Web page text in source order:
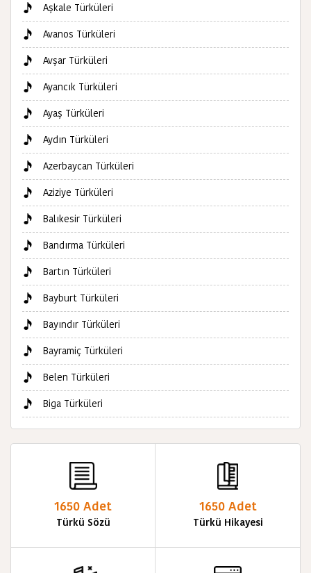
Aşkale Türküleri
Avanos Türküleri
Avşar Türküleri
Ayancık Türküleri
Ayaş Türküleri
Aydın Türküleri
Azerbaycan Türküleri
Aziziye Türküleri
Balıkesir Türküleri
Bandırma Türküleri
Bartın Türküleri
Bayburt Türküleri
Bayındır Türküleri
Bayramiç Türküleri
Belen Türküleri
Biga Türküleri
1650 Adet
Türkü Sözü
1650 Adet
Türkü Hikayesi